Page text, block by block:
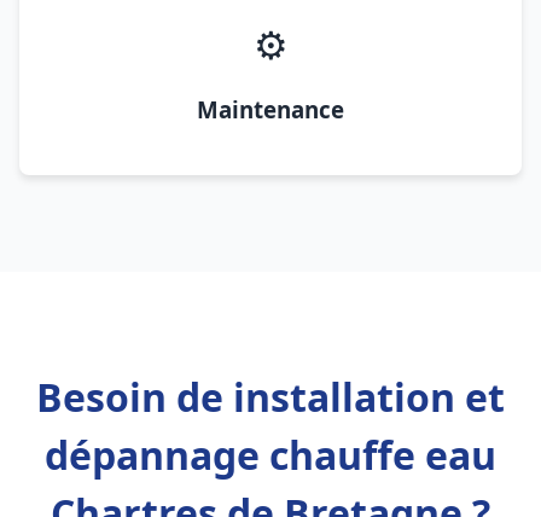
⚙️
Maintenance
Besoin de installation et
dépannage chauffe eau